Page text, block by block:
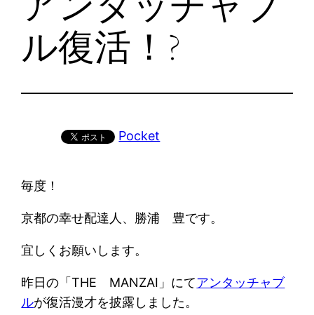
ル復活！?
Pocket
毎度！
京都の幸せ配達人、勝浦 豊です。
宜しくお願いします。
昨日の「THE MANZAI」にてアンタッチャブ
ルが復活漫才を披露しました。